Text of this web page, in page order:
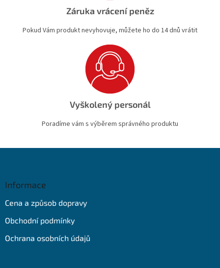
Záruka vrácení peněz
Pokud Vám produkt nevyhovuje, můžete ho do 14 dnů vrátit
Vyškolený personál
Poradíme vám s výběrem správného produktu
Informace
Cena a způsob dopravy
Obchodní podmínky
Ochrana osobních údajů